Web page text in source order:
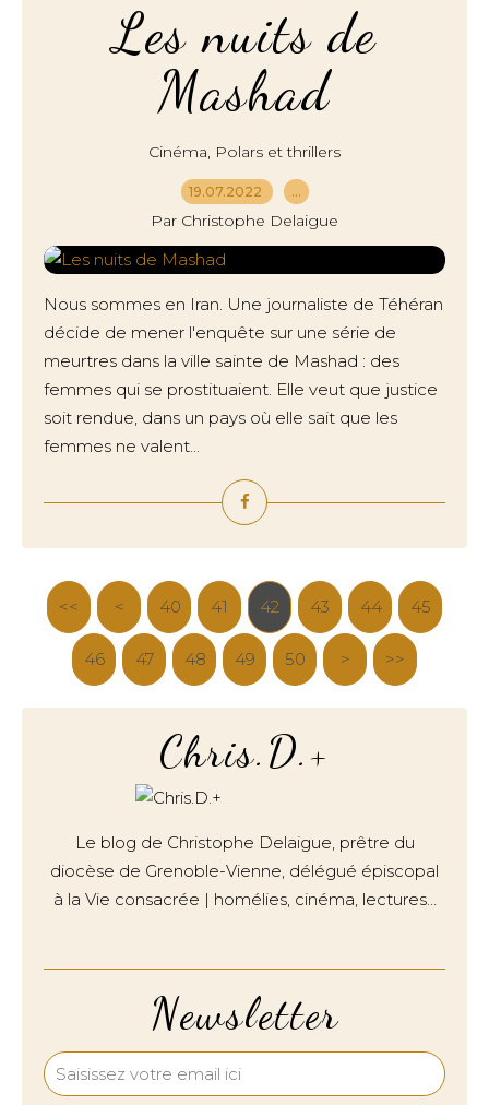
Les nuits de
Mashad
Cinéma, Polars et thrillers
19.07.2022 …
Par Christophe Delaigue
Nous sommes en Iran. Une journaliste de Téhéran
décide de mener l'enquête sur une série de
meurtres dans la ville sainte de Mashad : des
femmes qui se prostituaient. Elle veut que justice
soit rendue, dans un pays où elle sait que les
femmes ne valent...
<< < 10
20
30
40 41 42 43 44 45
46 47 48 49 50 60
70
80
90
100
> >>
Newsletter
Chris.D.+
Le blog de Christophe Delaigue, prêtre du
diocèse de Grenoble-Vienne, délégué épiscopal
à la Vie consacrée | homélies, cinéma, lectures…